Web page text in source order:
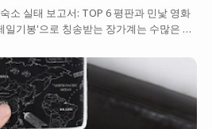
소 실태 보고서: TOP 6 평판과 민낯 영화
일기봉'으로 칭송받는 장가계는 수많은 …